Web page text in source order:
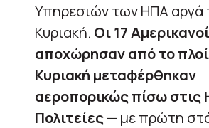
Υπηρεσιών των ΗΠΑ αργά
Κυριακή. Οι 17
αποχώρησαν από το
Κυριακή μεταφέρθηκαν
αεροπορικώς πίσω στις
Πολιτείες— με πρώτη